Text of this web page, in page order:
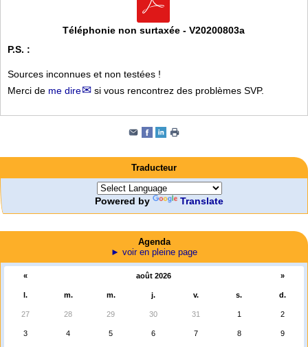
Téléphonie non surtaxée - V20200803a
P.S. :
Sources inconnues et non testées !
Merci de me dire si vous rencontrez des problèmes SVP.
Traducteur
Powered by Translate
Agenda
► voir en pleine page
« août 2026 »
l. m. m. j. v. s. d.
27 28 29 30 31 1 2
3 4 5 6 7 8 9